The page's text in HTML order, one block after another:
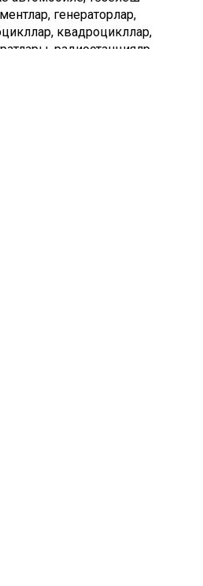
генераторлар,
квадроцикллар,
радиостанцияләр,